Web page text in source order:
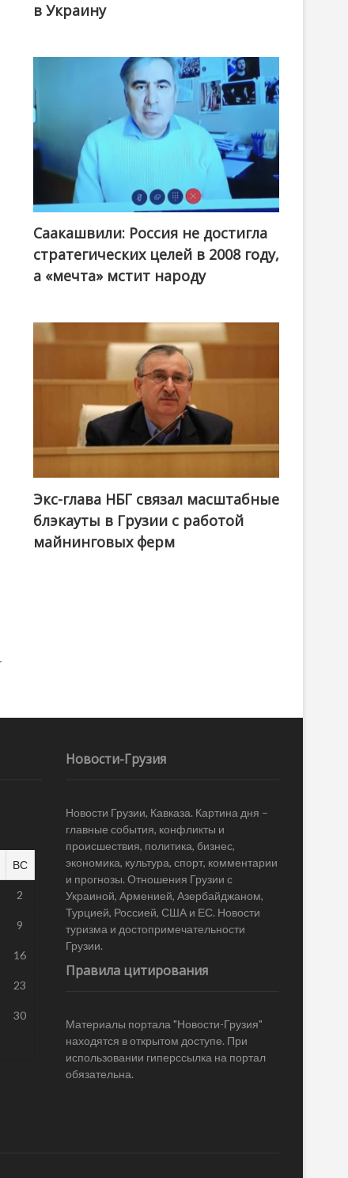
в Украину
Саакашвили: Россия не достигла
стратегических целей в 2008 году,
а «мечта» мстит народу
Экс-глава НБГ связал масштабные
блэкауты в Грузии с работой
майнинговых ферм
ВС
2
9
16
23
30
Новости-Грузия
Новости Грузии, Кавказа. Картина дня –
главные события, конфликты и
происшествия, политика, бизнес,
экономика, культура, спорт, комментарии
и прогнозы. Отношения Грузии с
Украиной, Арменией, Азербайджаном,
Турцией, Россией, США и ЕС. Новости
туризма и достопримечательности
Грузии.
Правила цитирования
Материалы портала "Новости-Грузия"
находятся в открытом доступе. При
использовании гиперссылка на портал
обязательна.